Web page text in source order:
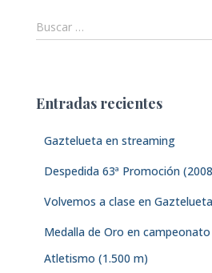
B
u
r
Buscar …
Entradas recientes
Gaztelueta en streaming
Despedida 63ª Promoción
Volvemos a clase en Gaztelueta
Medalla de Oro en campeonato
Atletismo (1.500 m)